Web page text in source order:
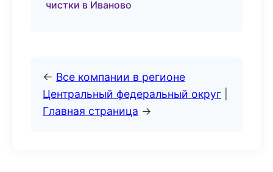
чистки в Иваново
← Все компании в регионе
Центральный федеральный округ
Главная страница →